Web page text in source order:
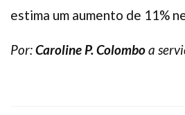
estima um aumento de 11%
Por:Caroline P. Colomboa